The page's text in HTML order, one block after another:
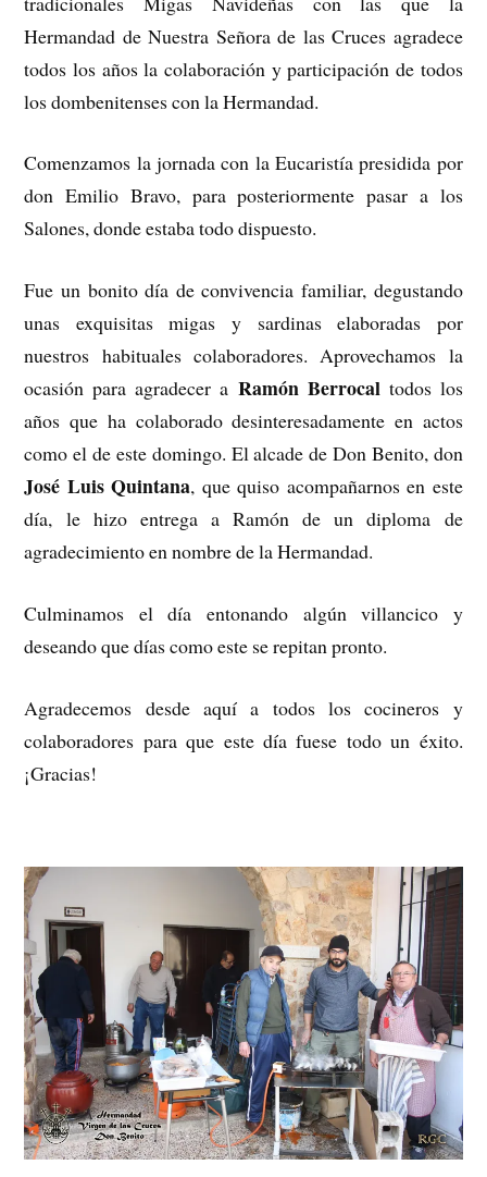
Hermandad de Nuestra Señora de las Cruces agradece
todos los años la colaboración y participación de todos
los dombenitenses con la Hermandad.
Comenzamos la jornada con la Eucaristía presidida por
don Emilio Bravo, para posteriormente pasar a los
Salones, donde estaba todo dispuesto.
Fue un bonito día de convivencia familiar, degustando
unas exquisitas migas y sardinas elaboradas por
nuestros habituales colaboradores. Aprovechamos la
ocasión para agradecer a Ramón Berrocaltodos los
años que ha colaborado desinteresadamente en actos
como el de este domingo. El alcade de Don Benito, don
José Luis Quintana, que quiso acompañarnos en este
día, le hizo entrega a Ramón de un diploma de
agradecimiento en nombre de la Hermandad.
Culminamos el día entonando algún villancico y
deseando que días como este se repitan pronto.
Agradecemos desde aquí a todos los cocineros y
colaboradores para que este día fuese todo un éxito.
¡Gracias!